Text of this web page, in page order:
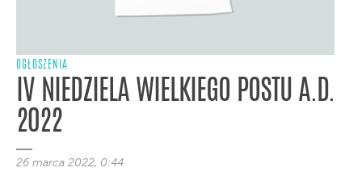
OGŁOSZENIA
IV NIEDZIELA WIELKIEGO POSTU A.D.
2022
26 marca 2022, 0:44